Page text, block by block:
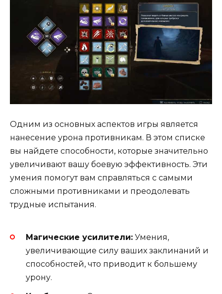
Одним из основных аспектов игры является
нанесение урона противникам. В этом списке
вы найдете способности, которые значительно
увеличивают вашу боевую эффективность. Эти
умения помогут вам справляться с самыми
сложными противниками и преодолевать
трудные испытания.
Магические усилители: Умения,
увеличивающие силу ваших заклинаний и
способностей, что приводит к большему
урону.